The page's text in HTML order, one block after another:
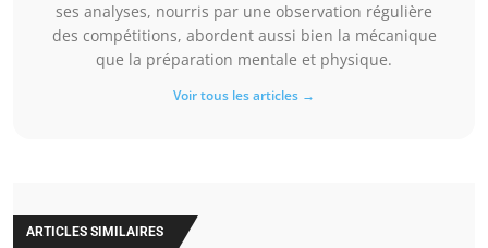
ses analyses, nourris par une observation régulière
des compétitions, abordent aussi bien la mécanique
que la préparation mentale et physique.
Voir tous les articles →
ARTICLES SIMILAIRES